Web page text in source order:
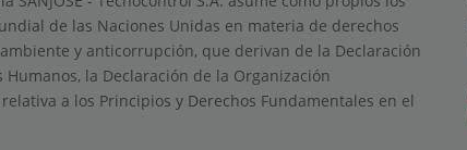
de las Naciones Unidas en materia de derechos
y anticorrupción, que derivan de la Declaración
Humanos, la Declaración de la Organización
a los Principios y Derechos Fundamentales en el